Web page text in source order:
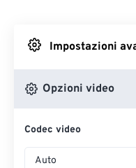
Da
Impostazioni
Opzioni video
Codec video
Auto